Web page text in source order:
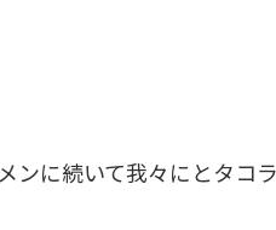
に続いて我々にとタコ